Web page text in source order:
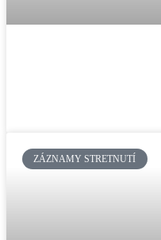
ZÁZNAMY STRETNUTÍ